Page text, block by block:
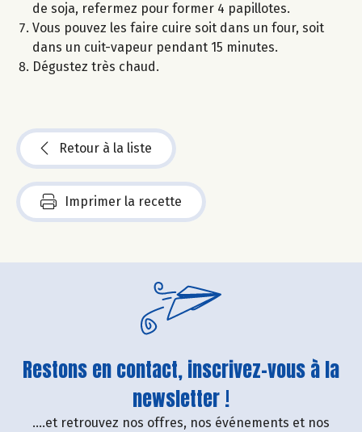
de soja, refermez pour former 4 papillotes.
Vous pouvez les faire cuire soit dans un four, soit
dans un cuit-vapeur pendant 15 minutes.
Dégustez très chaud.
Retour à la liste
Imprimer la recette
Restons en contact, inscrivez-vous à la
newsletter !
....et retrouvez nos offres, nos événements et nos